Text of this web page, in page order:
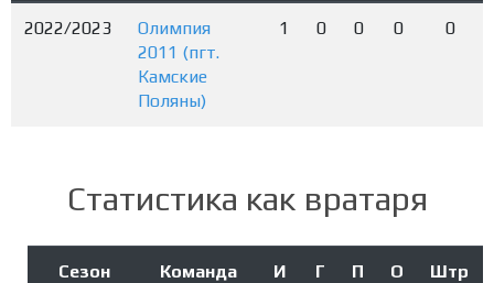
2022/2023
Олимпия
2011 (пгт.
Камские
Поляны)
1 0 0 0 0
Статистика как вратаря
Сезон Команда И Г П О Штр